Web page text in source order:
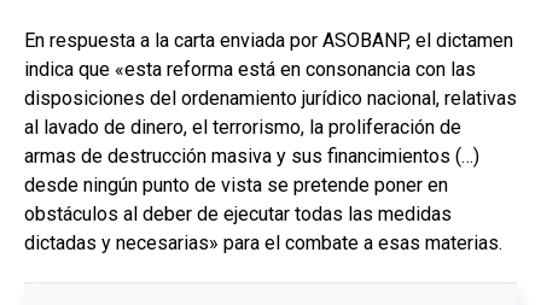
En respuesta a la carta enviada por ASOBANP, el dictamen
indica que «esta reforma está en consonancia con las
disposiciones del ordenamiento jurídico nacional, relativas
al lavado de dinero, el terrorismo, la proliferación de
armas de destrucción masiva y sus financimientos (…)
desde ningún punto de vista se pretende poner en
obstáculos al deber de ejecutar todas las medidas
dictadas y necesarias» para el combate a esas materias.